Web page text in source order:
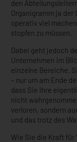
den
Organigramm ja der
operativ viel
stopfen zu müssen.
Dabei geht jedoch
Unternehmen im
einzelne Bereiche.
– nur um am Ende
dass Sie Ihre
nicht
verloren, sondern
und das trotz des
Wie Sie die Kraft